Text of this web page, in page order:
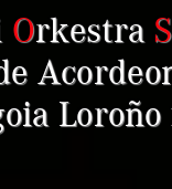
Orkestra S
Loroño